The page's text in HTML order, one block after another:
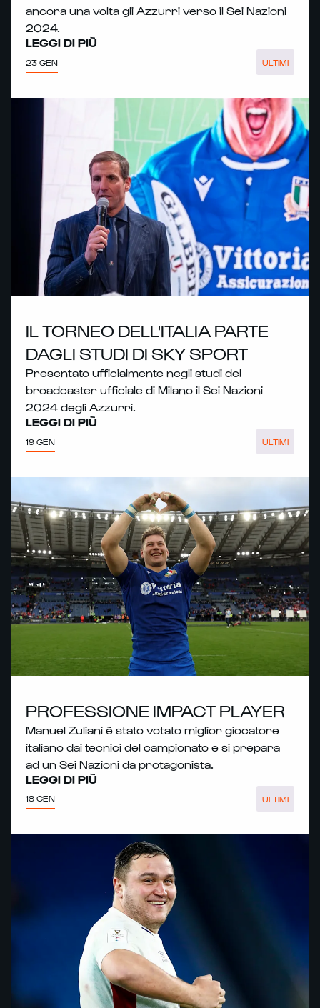
ancora una volta gli Azzurri verso il Sei Nazioni
2024.
LEGGI DI PIÙ
23 GEN ULTIMI
IL TORNEO DELL'ITALIA PARTE
DAGLI STUDI DI SKY SPORT
Presentato ufficialmente negli studi del
broadcaster ufficiale di Milano il Sei Nazioni
2024 degli Azzurri.
LEGGI DI PIÙ
19 GEN ULTIMI
PROFESSIONE IMPACT PLAYER
Manuel Zuliani è stato votato miglior giocatore
italiano dai tecnici del campionato e si prepara
ad un Sei Nazioni da protagonista.
LEGGI DI PIÙ
18 GEN ULTIMI